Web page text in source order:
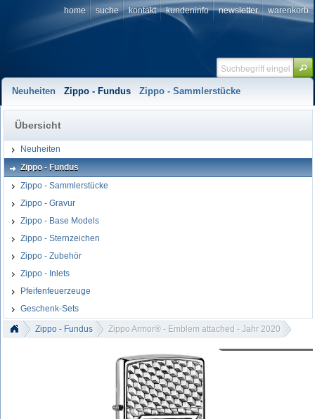
home suche kontakt kundeninfo newsletter warenkorb
Neuheiten Zippo - Fundus Zippo - Sammlerstücke
Übersicht
Neuheiten
Zippo - Fundus
Zippo - Sammlerstücke
Zippo - Gravur
Zippo - Base Models
Zippo - Sternzeichen
Zippo - Zubehör
Zippo - Inlets
Pfeifenfeuerzeuge
Geschenk-Sets
Zippo - Fundus Zippo Armor® - Emblem attached - Jahr 2020